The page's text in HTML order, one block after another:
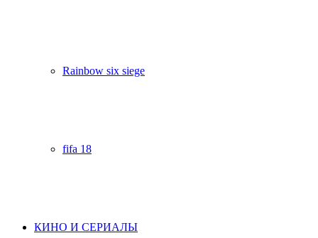
Rainbow six siege
fifa 18
КИНО И СЕРИАЛЫ